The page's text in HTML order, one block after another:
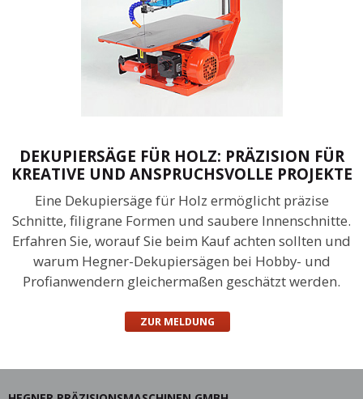
DEKUPIERSÄGE FÜR HOLZ: PRÄZISION FÜR
KREATIVE UND ANSPRUCHSVOLLE PROJEKTE
Eine Dekupiersäge für Holz ermöglicht präzise
Schnitte, filigrane Formen und saubere Innenschnitte.
Erfahren Sie, worauf Sie beim Kauf achten sollten und
warum Hegner-Dekupiersägen bei Hobby- und
Profianwendern gleichermaßen geschätzt werden.
ZUR MELDUNG